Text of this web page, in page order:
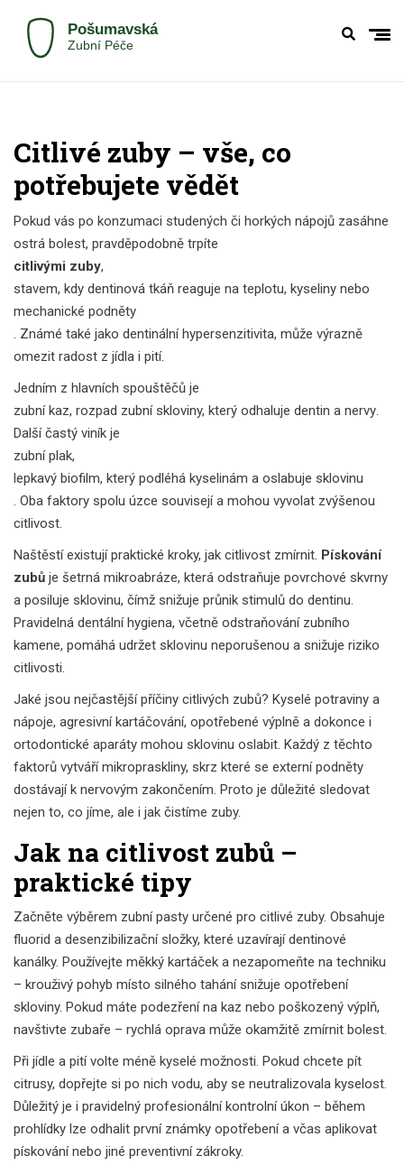
Citlivé zuby – vše, co
potřebujete vědět
Pokud vás po konzumaci studených či horkých nápojů zasáhne
ostrá bolest, pravděpodobně trpíte
citlivými zuby,
stavem, kdy dentinová tkáň reaguje na teplotu, kyseliny nebo
mechanické podněty
. Známé také jako dentinální hypersenzitivita, může výrazně
omezit radost z jídla i pití.
Jedním z hlavních spouštěčů je
zubní kaz, rozpad zubní skloviny, který odhaluje dentin a nervy.
Další častý viník je
zubní plak,
lepkavý biofilm, který podléhá kyselinám a oslabuje sklovinu
. Oba faktory spolu úzce souvisejí a mohou vyvolat zvýšenou
citlivost.
Naštěstí existují praktické kroky, jak citlivost zmírnit. Pískování
zubů je šetrná mikroabráze, která odstraňuje povrchové skvrny
a posiluje sklovinu, čímž snižuje průnik stimulů do dentinu.
Pravidelná dentální hygiena, včetně odstraňování zubního
kamene, pomáhá udržet sklovinu neporušenou a snižuje riziko
citlivosti.
Jaké jsou nejčastější příčiny citlivých zubů? Kyselé potraviny a
nápoje, agresivní kartáčování, opotřebené výplně a dokonce i
ortodontické aparáty mohou sklovinu oslabit. Každý z těchto
faktorů vytváří mikropraskliny, skrz které se externí podněty
dostávají k nervovým zakončením. Proto je důležité sledovat
nejen to, co jíme, ale i jak čistíme zuby.
Jak na citlivost zubů –
praktické tipy
Začněte výběrem zubní pasty určené pro citlivé zuby. Obsahuje
fluorid a desenzibilizační složky, které uzavírají dentinové
kanálky. Používejte měkký kartáček a nezapomeňte na techniku
– krouživý pohyb místo silného tahání snižuje opotřebení
skloviny. Pokud máte podezření na kaz nebo poškozený výplň,
navštivte zubaře – rychlá oprava může okamžitě zmírnit bolest.
Při jídle a pití volte méně kyselé možnosti. Pokud chcete pít
citrusy, dopřejte si po nich vodu, aby se neutralizovala kyselost.
Důležitý je i pravidelný profesionální kontrolní úkon – během
prohlídky lze odhalit první známky opotřebení a včas aplikovat
pískování nebo jiné preventivní zákroky.